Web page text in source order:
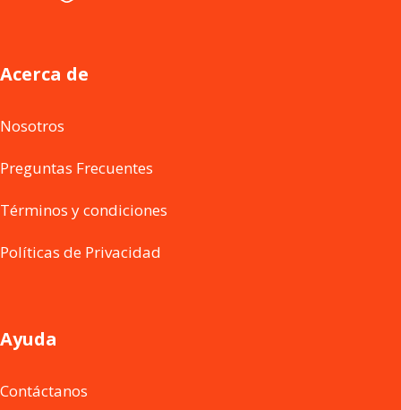
Acerca de
Nosotros
Preguntas Frecuentes
Términos y condiciones
Políticas de Privacidad
Ayuda
Contáctanos